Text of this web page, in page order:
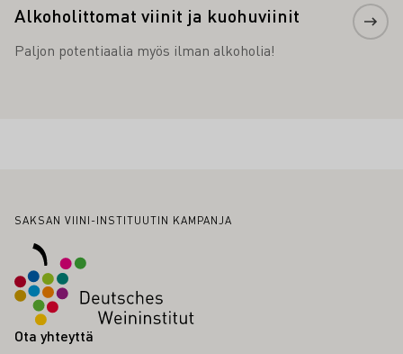
Alkoholittomat viinit ja kuohuviinit
Paljon potentiaalia myös ilman alkoholia!
Alatunniste
SAKSAN VIINI-INSTITUUTIN KAMPANJA
Ota yhteyttä